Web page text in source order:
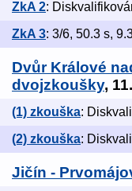
ZkA 2:
ZkA 3: 3/6, 50.3 s,
Dvůr Králové
dvojzkoušky,
(1) zkouška:
(2) zkouška:
Jičín -